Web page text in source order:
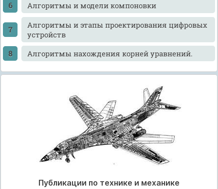
Алгоритмы и модели компоновки
Алгоритмы и этапы проектирования цифровых
устройств
Алгоритмы нахождения корней уравнений.
Публикации по технике и механике